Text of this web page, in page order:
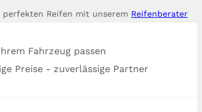
perfekten Reifen mit unserem Reifenberater
Fahrzeug passen
Preise - zuverlässige Partner